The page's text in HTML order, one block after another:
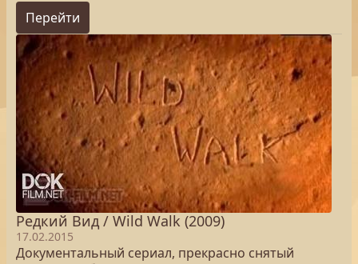
Перейти
Редкий Вид / Wild Walk (2009)
17.02.2015
Документальный сериал, прекрасно снятый